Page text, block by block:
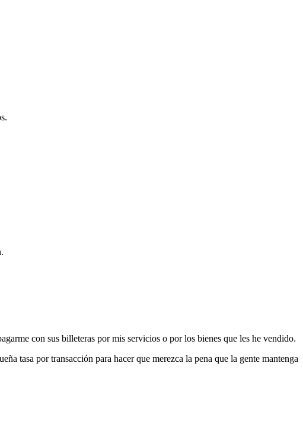
con sus billeteras por mis servicios o por los bienes que les he vendido.
tasa por transacción para hacer que merezca la pena que la gente mantenga